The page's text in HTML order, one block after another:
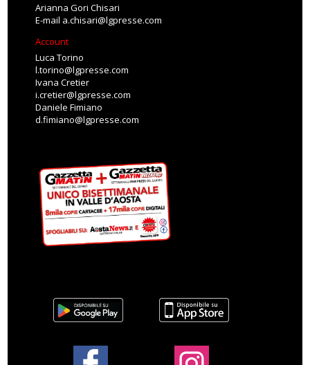
Arianna Gori Chisari
E-mail a.chisari@lgpresse.com
Account
Luca Torino
l.torino@lgpresse.com
Ivana Cretier
i.cretier@lgpresse.com
Daniele Fimiano
d.fimiano@lgpresse.com